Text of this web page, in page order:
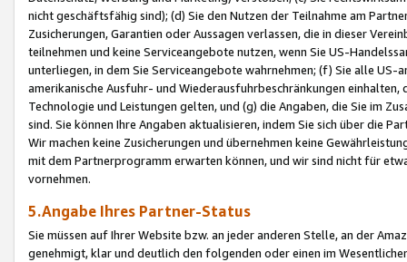
nicht geschäftsfähig sind); (d) Sie den Nutzen der Teilnahme am
Zusicherungen, Garantien oder Aussagen verlassen, die in dieser
teilnehmen und keine Serviceangebote nutzen, wenn Sie US-
unterliegen, in dem Sie Serviceangebote wahrnehmen; (f) Sie alle
amerikanische Ausfuhr- und Wiederausfuhrbeschränkungen
Technologie und Leistungen gelten, und (g) die Angaben, die Sie im
sind. Sie können Ihre Angaben aktualisieren, indem Sie sich über die
Wir machen keine Zusicherungen und übernehmen keine
mit dem Partnerprogramm erwarten können, und wir sind nicht für
vornehmen.
5.Angabe Ihres Partner-Status
Sie müssen auf Ihrer Website bzw. an jeder anderen Stelle, an der
genehmigt, klar und deutlich den folgenden oder einen im